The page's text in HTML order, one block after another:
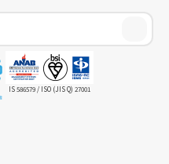
IS 586579 / ISO (JIS Q) 27001